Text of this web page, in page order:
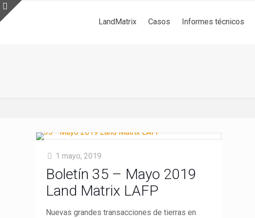
LandMatrix Casos Informes técnicos
1 mayo, 2019
Boletín 35 – Mayo 2019
Land Matrix LAFP
Nuevas grandes transacciones de tierras en